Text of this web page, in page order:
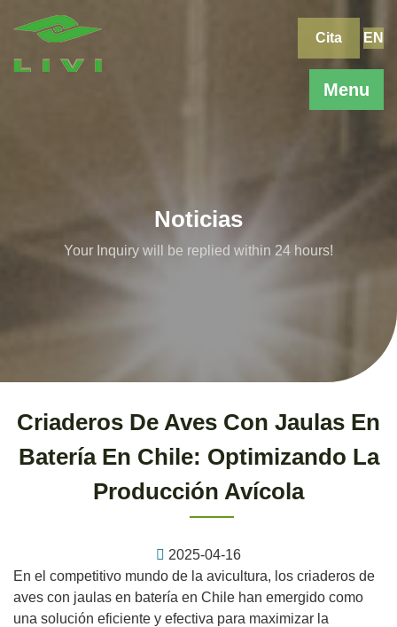
Menu
Cita EN
Noticias
Your Inquiry will be replied within 24 hours!
Criaderos De Aves Con Jaulas En
Batería En Chile: Optimizando La
Producción Avícola
2025-04-16
En el competitivo mundo de la avicultura, los criaderos de
aves con jaulas en batería en Chile han emergido como
una solución eficiente y efectiva para maximizar la